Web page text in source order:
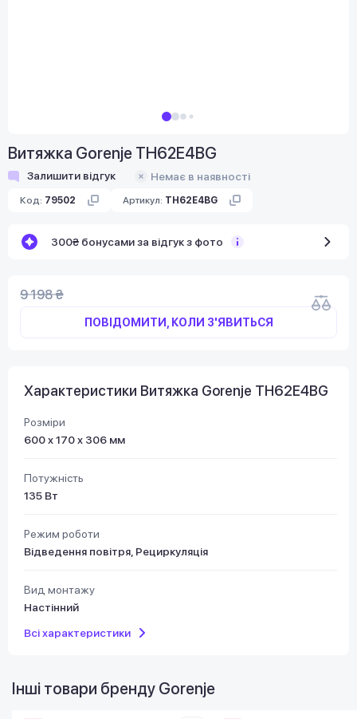
Витяжка Gorenje TH62E4BG
Залишити відгук Немає в наявності
Код: 79502 Артикул: TH62E4BG
300₴ бонусами за відгук з фото
9 198 ₴
ПОВІДОМИТИ, КОЛИ З'ЯВИТЬСЯ
Характеристики Витяжка Gorenje TH62E4BG
Розміри
600 х 170 х 306 мм
Потужність
135 Вт
Режим роботи
Відведення повітря, Рециркуляція
Вид монтажу
Настінний
Всі характеристики
Інші товари бренду Gorenje